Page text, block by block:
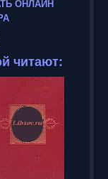
ОНЛАЙН
читают: